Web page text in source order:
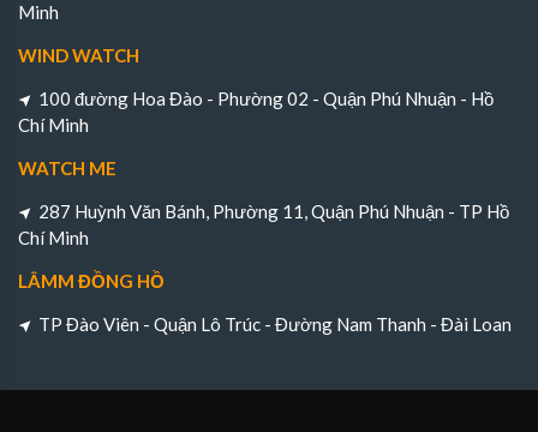
Minh
WIND WATCH
100 đường Hoa Đào - Phường 02 - Quận Phú Nhuận - Hồ
Chí Minh
WATCH ME
287 Huỳnh Văn Bánh, Phường 11, Quận Phú Nhuận - TP Hồ
Chí Minh
LÂMM ĐỒNG HỒ
TP Đào Viên - Quận Lô Trúc - Đường Nam Thanh - Đài Loan